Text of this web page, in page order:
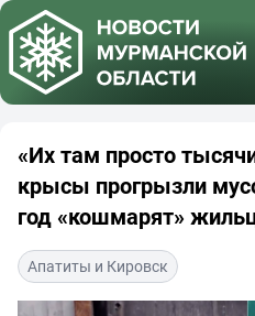
«Их там просто
крысы прогрызли
год «кошмарят»
Апатиты и Кировск